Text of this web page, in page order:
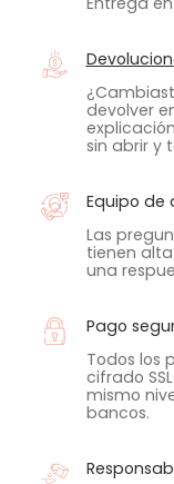
devolver
sin abrir y
Equipo de
Las
tienen
una
Pago
Todos los
cifrado
mismo
bancos.